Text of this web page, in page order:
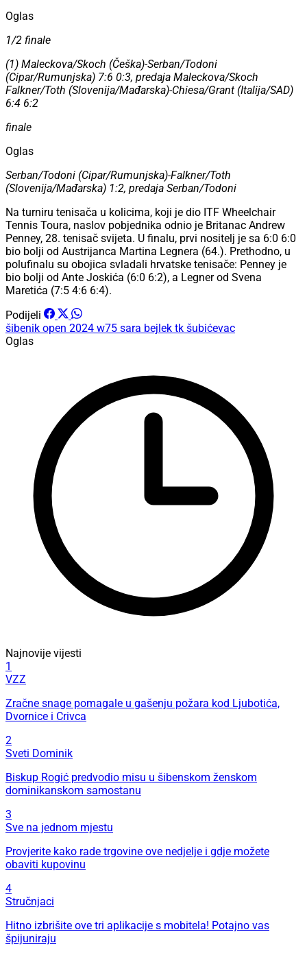
Oglas
1/2 finale
(1) Maleckova/Skoch (Češka)-Serban/Todoni
(Cipar/Rumunjska) 7:6 0:3, predaja Maleckova/Skoch
Falkner/Toth (Slovenija/Mađarska)-Chiesa/Grant (Italija/SAD)
6:4 6:2
finale
Oglas
Serban/Todoni (Cipar/Rumunjska)-Falkner/Toth
(Slovenija/Mađarska) 1:2, predaja Serban/Todoni
Na turniru tenisača u kolicima, koji je dio ITF Wheelchair
Tennis Toura, naslov pobjednika odnio je Britanac Andrew
Penney, 28. tenisač svijeta. U finalu, prvi nositelj je sa 6:0 6:0
bio bolji od Austrijanca Martina Legnera (64.). Prethodno, u
polufinalu su obojica svladali hrvatske tenisače: Penney je
bio bolji od Ante Joskića (6:0 6:2), a Legner od Svena
Maretića (7:5 4:6 6:4).
Podijeli
šibenik open 2024 w75 sara bejlek tk šubićevac
Oglas
Najnovije vijesti
1
VZZ
Zračne snage pomagale u gašenju požara kod Ljubotića,
Dvornice i Crivca
2
Sveti Dominik
Biskup Rogić predvodio misu u šibenskom ženskom
dominikanskom samostanu
3
Sve na jednom mjestu
Provjerite kako rade trgovine ove nedjelje i gdje možete
obaviti kupovinu
4
Stručnjaci
Hitno izbrišite ove tri aplikacije s mobitela! Potajno vas
špijuniraju